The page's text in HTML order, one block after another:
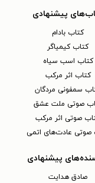
پیشنهادی
کتاب بادام
کتاب کیمیاگر
کتاب اسب سیاه
کتاب اثر مرکب
سمفونی مردگان
صوتی ملت عشق
صوتی اثر مرکب
صوتی عادت‌های اتمی
پیشنهادی
صادق هدایت